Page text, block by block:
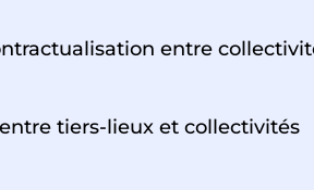
entre
tiers-lieux et collectivités